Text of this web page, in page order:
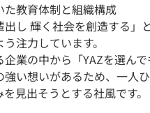
教育体制と組織構成
出し 輝く社会を創造する
注力しています。
企業の中から「YAZを選ん
強い想いがあるため、一人
見出そうとする社風です。